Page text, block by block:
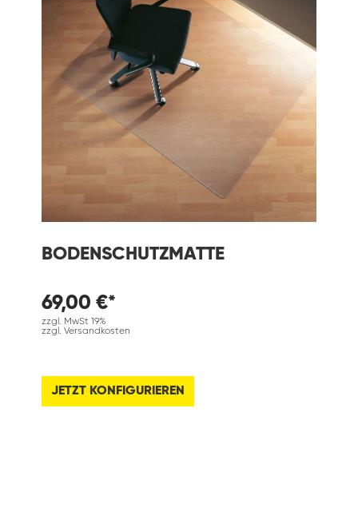
BODENSCHUTZMATTE
69,00 €*
zzgl. MwSt 19%
zzgl. Versandkosten
JETZT KONFIGURIEREN